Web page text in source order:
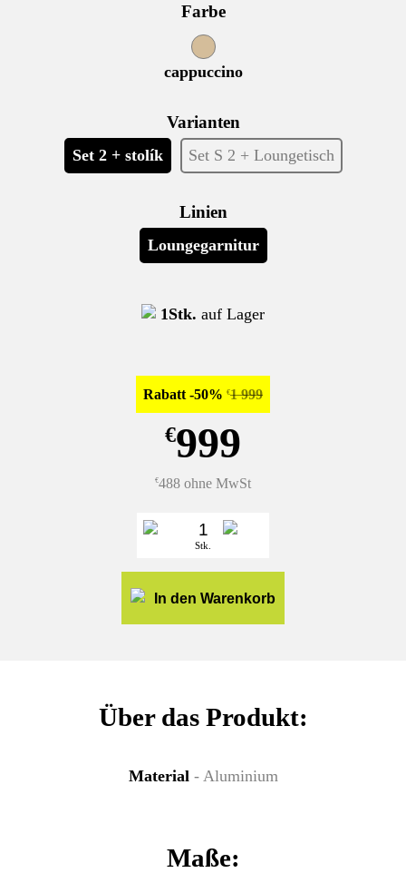
Farbe
cappuccino
Varianten
Set 2 + stolík Set S 2 + Loungetisch
Linien
Loungegarnitur
1Stk. auf Lager
Rabatt -50% €1 999
€999
€488 ohne MwSt
Stk.
In den Warenkorb
Über das Produkt:
Material - Aluminium
Maße: